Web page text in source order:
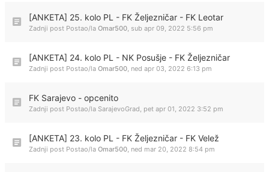
[ANKETA] 25. kolo PL - FK Željezničar - FK Leotar
Zadnji post Postao/la Omar500, sub apr 09, 2022 5:56 pm
[ANKETA] 24. kolo PL - NK Posušje - FK Željezničar
Zadnji post Postao/la Omar500, ned apr 03, 2022 6:13 pm
FK Sarajevo - opcenito
Zadnji post Postao/la SarajevoGrad, pet apr 01, 2022 3:52 pm
[ANKETA] 23. kolo PL - FK Željezničar - FK Velež
Zadnji post Postao/la Omar500, ned mar 20, 2022 8:54 pm